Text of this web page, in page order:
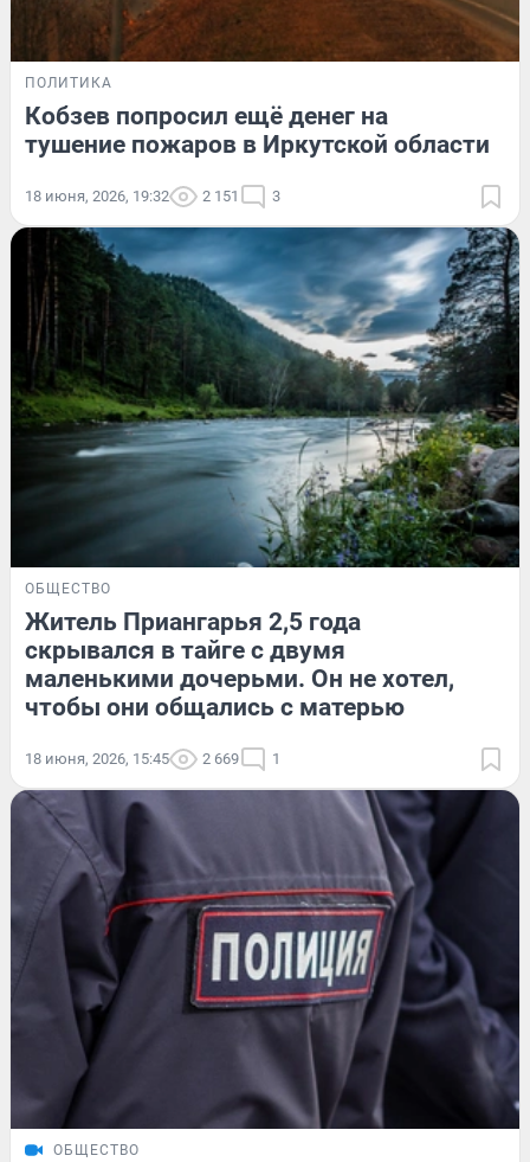
ПОЛИТИКА
Кобзев попросил ещё денег на
тушение пожаров в Иркутской области
18 июня, 2026, 19:32 2 151 3
ОБЩЕСТВО
Житель Приангарья 2,5 года
скрывался в тайге с двумя
маленькими дочерьми. Он не хотел,
чтобы они общались с матерью
18 июня, 2026, 15:45 2 669 1
ОБЩЕСТВО